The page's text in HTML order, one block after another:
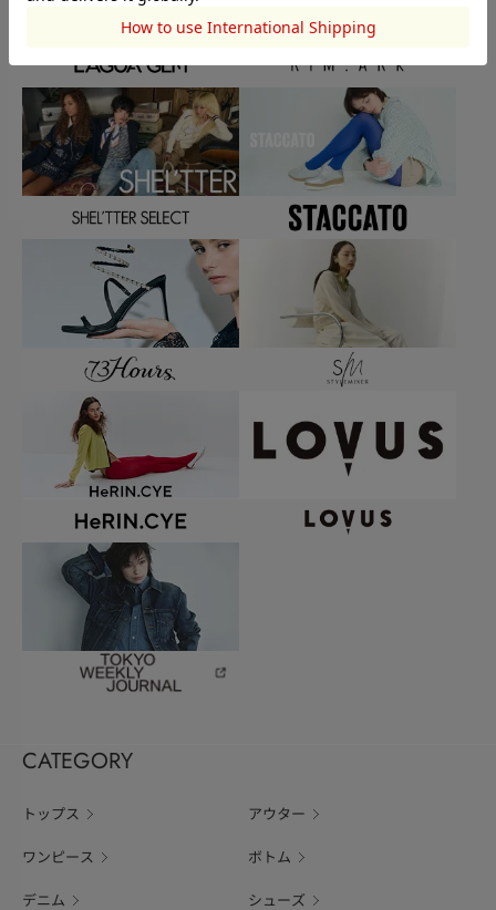
CATEGORY
トップス アウター
ワンピース ボトム
デニム シューズ